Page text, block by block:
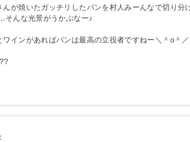
んが焼いたガッチリしたパンを村人みーんなで切り分
んな光景がうかぶなー♪
ワインがあればパンは最高の立役者ですねー＼＾o＾／